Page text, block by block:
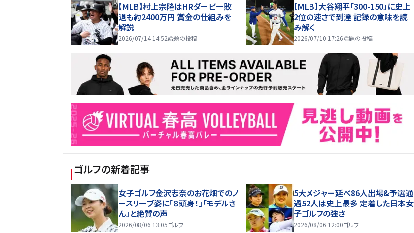
【MLB】村上宗隆はHRダービー敗
退も約2400万円 賞金の仕組みを
解説
2026/07/14 14:52話題の投稿
【MLB】大谷翔平「300-150」に史上
2位の速さで到達 記録の意味を読
み解く
2026/07/10 17:26話題の投稿
ゴルフの新着記事
女子ゴルフ金沢志奈のお花畑でのノ
ースリーブ姿に「８頭身！」「モデルさ
ん」と絶賛の声
2026/08/06 13:05ゴルフ
5大メジャー延べ86人出場&予選通
過52人は史上最多 定着した日本女
子ゴルフの強さ
2026/08/06 12:00ゴルフ